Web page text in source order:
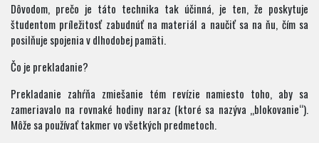
Dôvodom, prečo je táto technika tak účinná, je ten, že poskytuje
študentom príležitosť zabudnúť na materiál a naučiť sa na ňu, čím sa
posilňuje spojenia v dlhodobej pamäti.
Čo je prekladanie?
Prekladanie zahŕňa zmiešanie tém revízie namiesto toho, aby sa
zameriavalo na rovnaké hodiny naraz (ktoré sa nazýva „blokovanie“).
Môže sa používať takmer vo všetkých predmetoch.